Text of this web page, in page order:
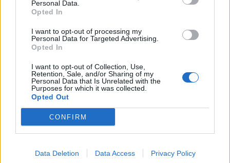
Personal Data.
Opted In
I want to opt-out of processing my
Personal Data for Targeted Advertising.
Opted In
I want to opt-out of Collection, Use,
Retention, Sale, and/or Sharing of my
Personal Data that Is Unrelated with the
Purposes for which it was collected.
Opted Out
CONFIRM
Data Deletion Data Access Privacy Policy
Autohellas:
Εθνική Τράπεζα το σχέδιο
πράσινης μετάβασης
07/12/2022 - 12:57
δεύτερη σερί χρονιά η
Profile